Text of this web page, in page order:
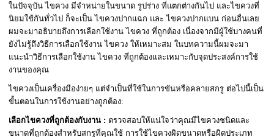
ในปัจจุบัน ไขควง มีจำหน่ายในขนาด รูปร่าง ที่แตกต่างกันไป และไขควงที่
นิยมใช้กันทั่วไป ก็จะเป็น ไขควงปากแฉก และ ไขควงปากแบน ก่อนอื่นเลย
ผมจะมาอธิบายถึงการเลือกใช้งาน ไขควง ที่ถูกต้อง เนื่องจากมีผู้ใช้บางคนที่
ยังไม่รู้ถึงวิธีการเลือกใช้งาน ไขควง ให้เหมาะสม ในบทความนี้ผมจะมา
แนะนำวิธีการเลือกใช้งาน ไขควง ที่ถูกต้องและเหมาะกับจุดประสงค์การใช้
งานของคุณ
ไขควงเป็นเครื่องมือง่ายๆ แต่จำเป็นที่ใช้ในการขันหรือคลายสกรู ต่อไปนี้เป็น
ขั้นตอนในการใช้งานอย่างถูกต้อง:
เลือกไขควงที่ถูกต้องกับงาน : ตรวจสอบให้แน่ใจว่าคุณมีไขควงชนิดและ
ขนาดที่ถูกต้องสำหรับสกรูที่คุณใช้ การใช้ไขควงผิดขนาดหรือผิดประเภท